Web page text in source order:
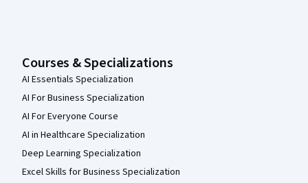
Courses & Specializations
AI Essentials Specialization
AI For Business Specialization
AI For Everyone Course
AI in Healthcare Specialization
Deep Learning Specialization
Excel Skills for Business Specialization